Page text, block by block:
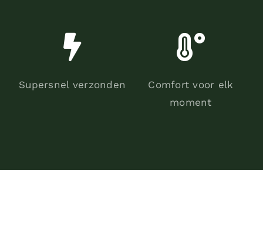
Supersnel verzonden
Comfort voor elk
moment